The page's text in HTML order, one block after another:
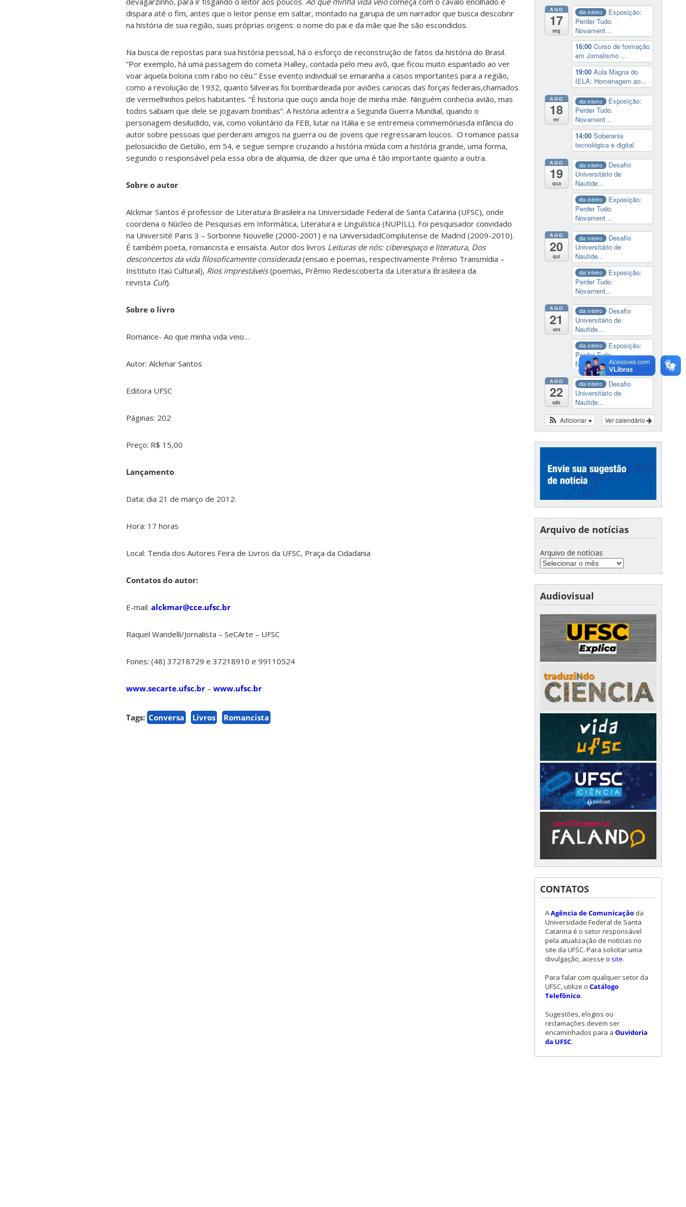
dispara até o fim, antes que o leitor pense em saltar, montado na garupa de um narrador que busca descobrir
na história de sua região, suas próprias origens: o nome do pai e da mãe que lhe são escondidos.
Na busca de repostas para sua história pessoal, há o esforço de reconstrução de fatos da história do Brasil.
“Por exemplo, há uma passagem do cometa Halley, contada pelo meu avô, que ficou muito espantado ao ver
voar aquela bolona com rabo no céu.” Esse evento individual se emaranha a casos importantes para a região,
como a revolução de 1932, quanto Silveiras foi bombardeada por aviões cariocas das forças federais,chamados
de vermelhinhos pelos habitantes. “É historia que ouço ainda hoje de minha mãe. Ninguém conhecia avião, mas
todos sabiam que dele se jogavam bombas”. A história adentra a Segunda Guerra Mundial, quando o
personagem desiludido, vai, como voluntário da FEB, lutar na Itália e se entremeia commemóriasda infância do
autor sobre pessoas que perderam amigos na guerra ou de jovens que regressaram loucos. O romance passa
pelosuicídio de Getúlio, em 54, e segue sempre cruzando a história miúda com a história grande, uma forma,
segundo o responsável pela essa obra de alquimia, de dizer que uma é tão importante quanto a outra.
Sobre o autor
Alckmar Santos é professor de Literatura Brasileira na Universidade Federal de Santa Catarina (UFSC), onde
coordena o Núcleo de Pesquisas em Informática, Literatura e Linguística (NUPILL). Foi pesquisador convidado
na Université Paris 3 – Sorbonne Nouvelle (2000-2001) e na UniversidadComplutense de Madrid (2009-2010).
É também poeta, romancista e ensaísta. Autor dos livros Leituras de nós: ciberespaço e literatura, Dos
desconcertos da vida filosoficamente considerada(ensaio e poemas, respectivamente Prêmio Transmídia –
Instituto Itaú Cultural), Rios imprestáveis(poemas, Prêmio Redescoberta da Literatura Brasileira da
revista Cult).
Sobre o livro
Romance- Ao que minha vida veio…
Autor: Alckmar Santos
Editora UFSC
Páginas: 202
Preço: R$ 15,00
Lançamento
Data: dia 21 de março de 2012.
Hora: 17 horas
Local: Tenda dos Autores Feira de Livros da UFSC, Praça da Cidadania
Contatos do autor:
E-mail: alckmar@cce.ufsc.br
Raquel Wandelli/Jornalista – SeCArte – UFSC
Fones: (48) 37218729 e 37218910 e 99110524
www.secarte.ufsc.br – www.ufsc.br
Tags: Conversa Livros Romancista
AGO
17
seg
dia inteiro
Exposição:
Perder Tudo.
Novament...
16:00 Curso de formação
em Jornalismo ...
19:00 Aula Magna do
IELA: Homenagem ao...
AGO
18
ter
dia inteiro
Exposição:
Perder Tudo.
Novament...
14:00 Soberania
tecnológica e digital
AGO
19
qua
dia inteiro
Desafio
Universitário de
Nautide...
dia inteiro
Exposição:
Perder Tudo.
Novament...
AGO
20
qui
dia inteiro
Desafio
Universitário de
Nautide...
dia inteiro
Exposição:
Perder Tudo.
Novament...
AGO
21
sex
dia inteiro
Desafio
Universitário de
Nautide...
dia inteiro
Exposição:
Perder Tudo.
Novament...
AGO
22
sáb
dia inteiro
Desafio
Universitário de
Nautide...
Ver calendário
Adicionar
Arquivo de notícias
Arquivo de notícias
Audiovisual
CONTATOS
AAgência de Comunicação da
Universidade Federal de Santa
Catarina é o setor responsável
pela atualização de notícias no
site da UFSC. Para solicitar uma
divulgação, acesse o site.
Para falar com qualquer setor da
UFSC, utilize o Catálogo
Telefônico.
Sugestões, elogios ou
reclamações devem ser
encaminhados para a Ouvidoria
da UFSC.